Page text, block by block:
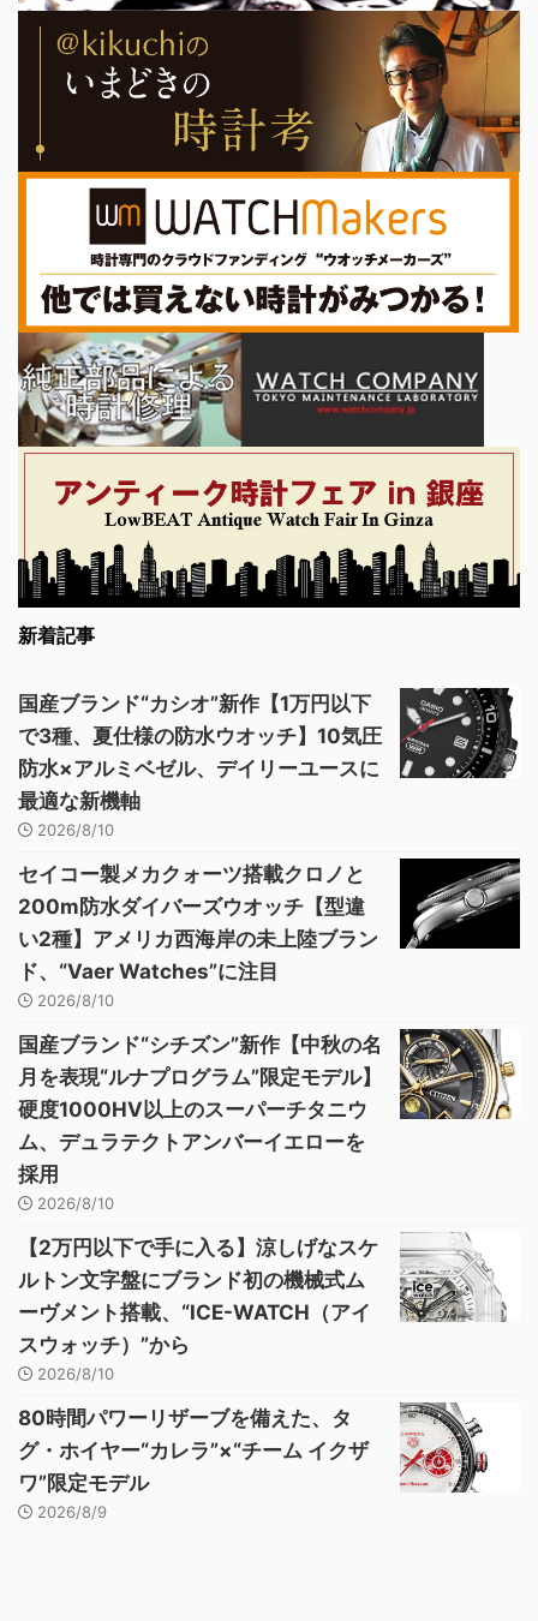
新着記事
国産ブランド“カシオ”新作【1万円以下
で3種、夏仕様の防水ウオッチ】10気圧
防水×アルミベゼル、デイリーユースに
最適な新機軸
2026/8/10
セイコー製メカクォーツ搭載クロノと
200m防水ダイバーズウオッチ【型違
い2種】アメリカ西海岸の未上陸ブラン
ド、“Vaer Watches”に注目
2026/8/10
国産ブランド“シチズン”新作【中秋の名
月を表現“ルナプログラム”限定モデル】
硬度1000HV以上のスーパーチタニウ
ム、デュラテクトアンバーイエローを
採用
2026/8/10
【2万円以下で手に入る】涼しげなスケ
ルトン文字盤にブランド初の機械式ム
ーヴメント搭載、“ICE-WATCH（アイ
スウォッチ）”から
2026/8/10
80時間パワーリザーブを備えた、タ
グ・ホイヤー“カレラ”×“チーム イクザ
ワ”限定モデル
2026/8/9